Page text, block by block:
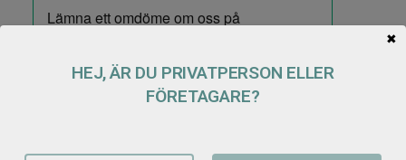
Dalagripen DGI Multigrip
HEJ, ÄR DU PRIVATPERSON ELLER
FÖRETAGARE?
✖